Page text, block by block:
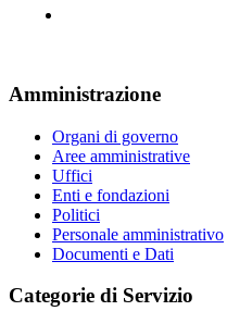
Amministrazione
Organi di governo
Aree amministrative
Uffici
Enti e fondazioni
Politici
Personale amministrativo
Documenti e Dati
Categorie di Servizio